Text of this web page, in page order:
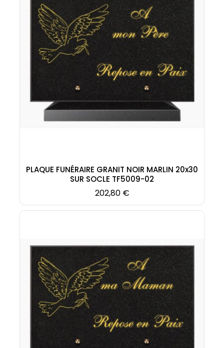
PLAQUE FUNÉRAIRE GRANIT NOIR MARLIN 20x30
SUR SOCLE TF5009-02
Prix
202,80 €